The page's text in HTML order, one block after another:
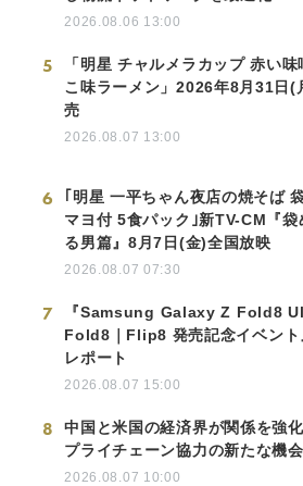
2026.08.06 13:00
5
「明星 チャルメラカップ 赤い
こ味ラーメン」2026年8月31日(
売
2026.08.07 13:00
6
｢明星 一平ちゃん夜店の焼そば
マヨ付 5食パック｣新TV-CM『袋
る男篇』8月7日(金)全国放映
2026.08.07 07:30
7
『Samsung Galaxy Z Fold8
Fold8｜Flip8 発売記念イベント
レポート
2026.08.07 15:00
8
中国と米国の経済界が関係を強
プライチェーン協力の新たな機
2026.08.07 10:00